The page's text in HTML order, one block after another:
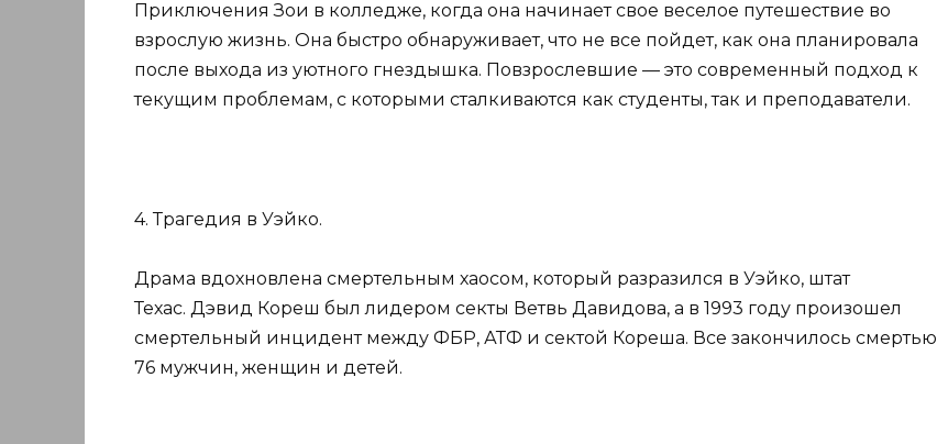
Приключения Зои в колледже, когда она начинает свое веселое путешествие во
взрослую жизнь. Она быстро обнаруживает, что не все пойдет, как она планировала
после выхода из уютного гнездышка. Повзрослевшие — это современный подход к
текущим проблемам, с которыми сталкиваются как студенты, так и преподаватели.
4. Трагедия в Уэйко.
Драма вдохновлена ​​смертельным хаосом, который разразился в Уэйко, штат
Техас. Дэвид Кореш был лидером секты Ветвь Давидова, а в 1993 году произошел
смертельный инцидент между ФБР, АТФ и сектой Кореша. Все закончилось смертью
76 мужчин, женщин и детей.